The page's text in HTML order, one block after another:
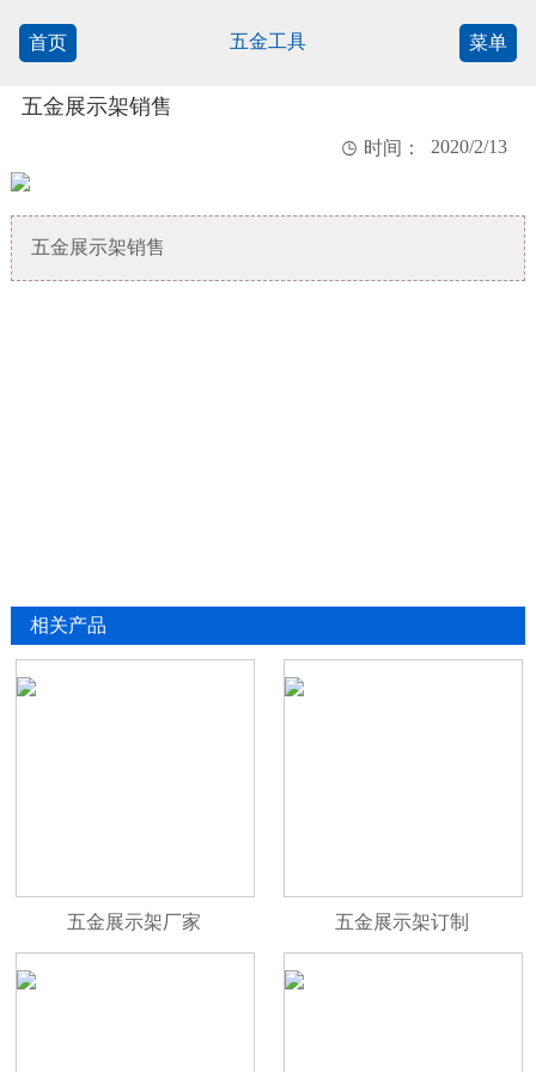
首页 五金工具 菜单
五金展示架销售
 时间： 2020/2/13
五金展示架销售
相关产品
五金展示架厂家 五金展示架订制